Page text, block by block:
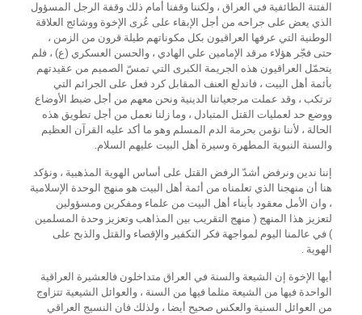
الفتنة الطائفية في العراق ، ولكننا وقفنا أمام ذلك وقفة الرجل المسؤول
الذي يعض على جراحه من أجل الإبقاء على عُرى الإخوة ووشائج العلاقة
الوطنية التي عرفها العراقيون بكل مكوناتهم طيلة قرون من الزمن ،
حتى فجّر هؤلاء مرقد الإمامين علي الهادي ، والحسن العسكري (ع) ، فلم
يتحمّل العراقيون هذه الجريمة الكبرى التي تمسّ الصميم من عقيدتهم
بأئمة أهل البيت ، فاندلع العنف المقابل كرد فعل على الجرائم التي
ترتكب ، وقد عملت مرجعياتنا الدينية ونحن معهم من أجل ضبط الأوضاع
ووضع حد لعمليات القتل المتبادل ، وما زلنا نعمل من أجل تطويق هذه
الحالة ، لأننا نؤمن بحرمة الدم المسلم وهو ما أكد عليه القرآن العظيم
والسنة النبوية المطهرة وسيرة أهل البيت عليهم السلام.
إننا ندين ونرفض أشدّ الرفض القتل على أساس الهوية المذهبية ، ونؤكد
هنا أن منهجنا الذي تعلمناه من أئمة أهل البيت هو منهج الوحدة الإسلامية
، وان الأمل معقود بأبناء أهل البيت من علماء ومفكرين ومسؤولين
لتعزيز هذا المنهج ( منهج التقريب بين المذاهب وتعزيز وحدة المسلمين
) في عالمنا اليوم لمواجهة فكر التكفير والإقصاء والقتل والذبح على
الهوية .
أيها الإخوة إن الشيعة والسنة في العراق متداخلون فالعشيرة العراقية
الواحدة فيها من الشيعة مثلما فيها من السنة ، والعوائل الشيعية تتزاوج
من العوائل السنية والعكس صحيح أيضا ، ولذلك فان النسيج العراقي